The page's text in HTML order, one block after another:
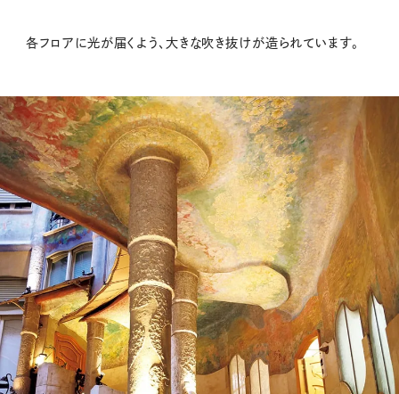
各フロアに光が届くよう、大きな吹き抜けが造られています。